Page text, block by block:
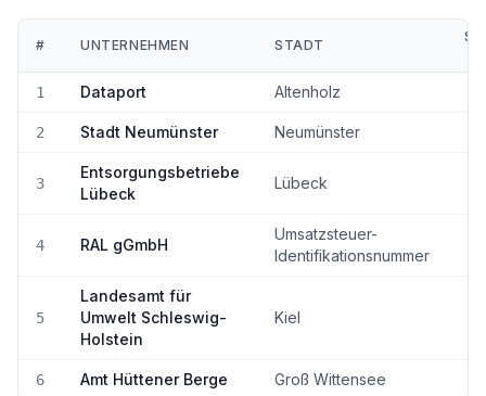
Ranking:Öffentlicher Sektor & Verwaltung in
# UNTERNEHMEN STADT
1 Dataport Altenholz
2 Stadt Neumünster Neumünster
3
Entsorgungsbetriebe
Lübeck
Lübeck
4 RAL gGmbH
Umsatzsteuer-
Identifikationsnummer
5
Landesamt für
Umwelt Schleswig-
Holstein
Kiel
6 Amt Hüttener Berge Groß Wittensee